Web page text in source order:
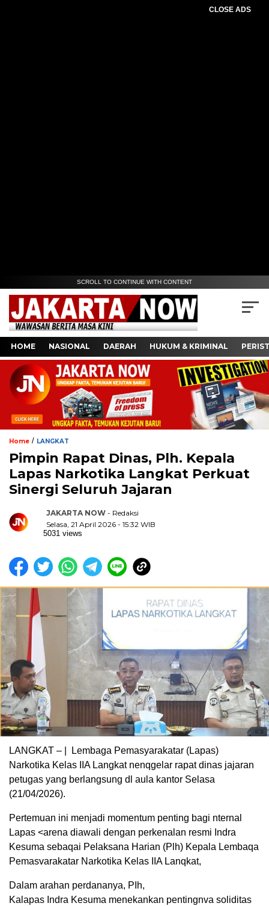
CLOSE ADS
SCROLL TO CONTINUE WITH CONTENT
HOME NASIONAL DAERAH HUKUM & KRIMINAL
Home / LANGKAT
Pimpin Rapat Dinas, Plh. Kepala
Lapas Narkotika Langkat Perkuat
Sinergi Seluruh Jajaran
JAKARTA NOW - Redaksi
Selasa, 21 April 2026 - 15:32 WIB
5031 views
LANGKAT – | Lembaga Pemasyarakatar (Lapas)
Narkotika Kelas IIA Langkat nenqgelar rapat dinas jajaran
petugas yang berlangsung dl aula kantor Selasa
(21/04/2026).
Pertemuan ini menjadi momentum penting bagi nternal
Lapas <arena diawali dengan perkenalan resmi Indra
Kesuma sebaqai Pelaksana Harian (Plh) Kepala Lembaqa
Pemasvarakatar Narkotika Kelas IIA Lanqkat,
Dalam arahan perdananya, PIh,
Kalapas Indra Kesuma menekankan pentingnva soliditas